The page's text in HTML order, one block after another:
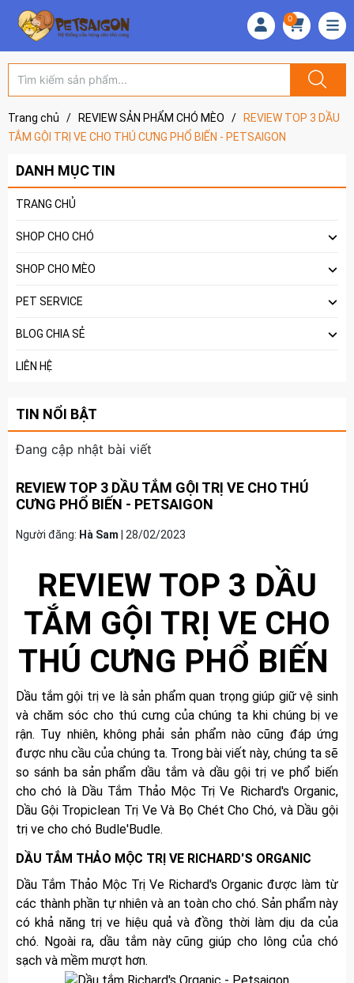
0
Trang chủ / REVIEW SẢN PHẨM CHÓ MÈO /
REVIEW TOP 3 DẦU
TẮM GỘI TRỊ VE CHO THÚ CƯNG PHỔ BIẾN - PETSAIGON
DANH MỤC TIN
TRANG CHỦ
SHOP CHO CHÓ
SHOP CHO MÈO
PET SERVICE
BLOG CHIA SẺ
LIÊN HỆ
TIN NỔI BẬT
Đang cập nhật bài viết
REVIEW TOP 3 DẦU TẮM GỘI TRỊ VE CHO THÚ
CƯNG PHỔ BIẾN - PETSAIGON
Người đăng: Hà Sam 28/02/2023
REVIEW TOP 3 DẦU
TẮM GỘI TRỊ VE CHO
THÚ CƯNG PHỔ BIẾN
Dầu tắm gội trị ve là sản phẩm quan trọng giúp giữ vệ sinh
và chăm sóc cho thú cưng của chúng ta khi chúng bị ve
rận. Tuy nhiên, không phải sản phẩm nào cũng đáp ứng
được nhu cầu của chúng ta. Trong bài viết này, chúng ta sẽ
so sánh ba sản phẩm dầu tắm và dầu gội trị ve phổ biến
cho chó là Dầu Tắm Thảo Mộc Trị Ve Richard's Organic,
Dầu Gội Tropiclean Trị Ve Và Bọ Chét Cho Chó, và Dầu gội
trị ve cho chó Budle'Budle.
DẦU TẮM THẢO MỘC TRỊ VE RICHARD'S ORGANIC
Dầu Tắm Thảo Mộc Trị Ve Richard's Organic được làm từ
các thành phần tự nhiên và an toàn cho chó. Sản phẩm này
có khả năng trị ve hiệu quả và đồng thời làm dịu da của
chó. Ngoài ra, dầu tắm này cũng giúp cho lông của chó
sạch và mềm mượt hơn.